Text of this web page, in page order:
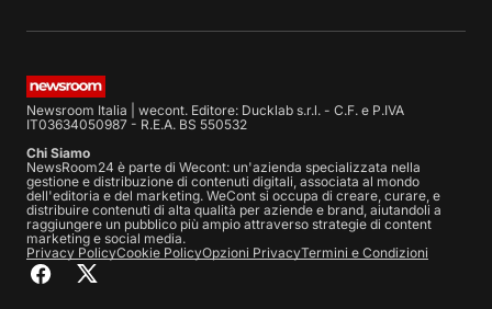
Newsroom Italia | wecont. Editore: Ducklab s.r.l. - C.F. e P.IVA
IT03634050987 - R.E.A. BS 550532
Chi Siamo
NewsRoom24 è parte di Wecont: un'azienda specializzata nella
gestione e distribuzione di contenuti digitali, associata al mondo
dell'editoria e del marketing. WeCont si occupa di creare, curare, e
distribuire contenuti di alta qualità per aziende e brand, aiutandoli a
raggiungere un pubblico più ampio attraverso strategie di content
marketing e social media.
Privacy PolicyCookie PolicyOpzioni PrivacyTermini e Condizioni